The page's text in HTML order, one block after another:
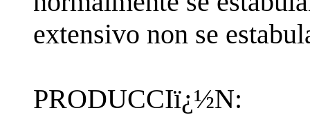
extensivo non se
PRODUCCIï¿½N: